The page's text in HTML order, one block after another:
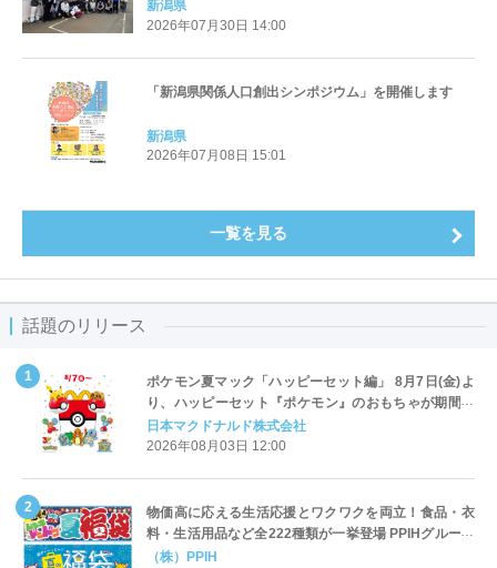
新潟県
2026年07月30日 14:00
「新潟県関係人口創出シンポジウム」を開催します
新潟県
2026年07月08日 15:01
一覧を見る
話題のリリース
ポケモン夏マック「ハッピーセット編」 8月7日(金)よ
り、ハッピーセット『ポケモン』のおもちゃが期間限
定登場
日本マクドナルド株式会社
2026年08月03日 12:00
物価高に応える生活応援とワクワクを両立！食品・衣
料・生活用品など全222種類が一挙登場 PPIHグループ
「夏福袋」＆セール 8月6日(木)より順次スタート
（株）PPIH